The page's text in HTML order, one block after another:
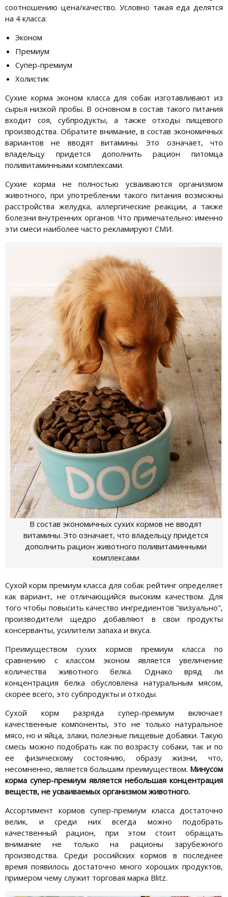
соотношению цена/качество. Условно такая еда делятся
на 4 класса:
Эконом
Премиум
Супер-премиум
Холистик
Сухие корма эконом класса для собак изготавливают из
сырья низкой пробы. В основном в состав такого питания
входит соя, субпродукты, а также отходы пищевого
производства. Обратите внимание, в состав экономичных
вариантов не вводят витамины. Это означает, что
владельцу придется дополнить рацион питомца
поливитаминными комплексами.
Сухие корма не полностью усваиваются организмом
животного, при употреблении такого питания возможны
расстройства желудка, аллергические реакции, а также
болезни внутренних органов. Что примечательно: именно
эти смеси наиболее часто рекламируют СМИ.
В состав экономичных сухих кормов не вводят
витамины. Это означает, что владельцу придется
дополнить рацион животного поливитаминными
комплексами
Сухой корм премиум класса для собак рейтинг определяет
как вариант, не отличающийся высоким качеством. Для
того чтобы повысить качество ингредиентов "визуально",
производители щедро добавляют в свои продукты
консерванты, усилители запаха и вкуса.
Преимуществом сухих кормов премиум класса по
сравнению с классом эконом является увеличение
количества животного белка. Однако вряд ли
концентрация белка обусловлена натуральным мясом,
скорее всего, это субпродукты и отходы.
Сухой корм разряда супер-премиум включает
качественные компоненты, это не только натуральное
мясо, но и яйца, злаки, полезные пищевые добавки. Такую
смесь можно подобрать как по возрасту собаки, так и по
ее физическому состоянию, образу жизни, что,
несомненно, является большим преимуществом. Минусом
корма супер-премиум является небольшая концентрация
веществ, не усваиваемых организмом животного.
Ассортимент кормов супер-премиум класса достаточно
велик, и среди них всегда можно подобрать
качественный рацион, при этом стоит обращать
внимание не только на рационы зарубежного
производства. Среди российских кормов в последнее
время появилось достаточно много хороших продуктов,
примером чему служит торговая марка Blitz.